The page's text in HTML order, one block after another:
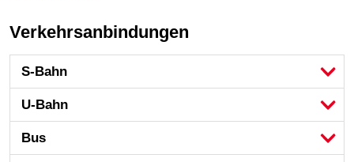
Verkehrsanbindungen
S-Bahn
U-Bahn
Bus